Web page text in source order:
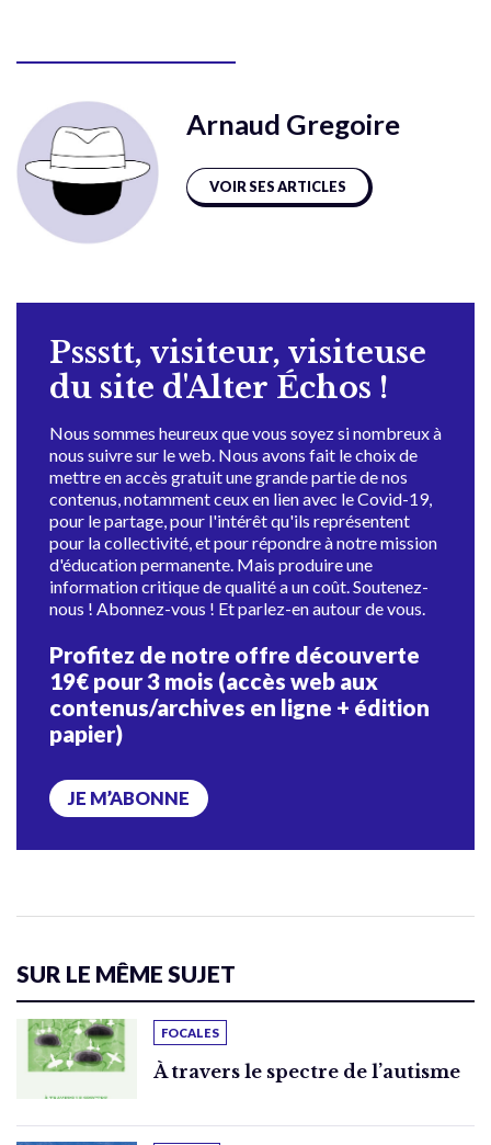
Arnaud Gregoire
VOIR SES ARTICLES
Pssstt, visiteur, visiteuse
du site d'Alter Échos !
Nous sommes heureux que vous soyez si nombreux à
nous suivre sur le web. Nous avons fait le choix de
mettre en accès gratuit une grande partie de nos
contenus, notamment ceux en lien avec le Covid-19,
pour le partage, pour l'intérêt qu'ils représentent
pour la collectivité, et pour répondre à notre mission
d'éducation permanente. Mais produire une
information critique de qualité a un coût. Soutenez-
nous ! Abonnez-vous ! Et parlez-en autour de vous.
Profitez de notre offre découverte
19€ pour 3 mois (accès web aux
contenus/archives en ligne + édition
papier)
JE M’ABONNE
SUR LE MÊME SUJET
FOCALES
À travers le spectre de l’autisme